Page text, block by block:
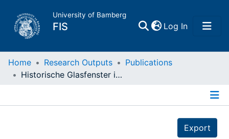
University of Bamberg
FIS Log In(current)
Home
Home Research Outputs
Publications
Historische Glasfenster in Polen : 3D-Scans zur Evaluierung von Restaurierungsmaßnahmen
Export